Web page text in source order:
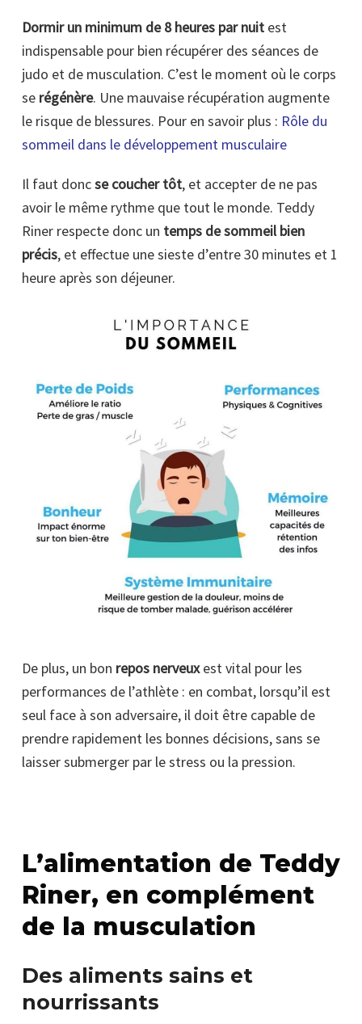
Dormir un minimum de 8 heures par nuit est
indispensable pour bien récupérer des séances de
judo et de musculation. C’est le moment où le corps
se régénère. Une mauvaise récupération augmente
le risque de blessures. Pour en savoir plus : Rôle du
sommeil dans le développement musculaire
Il faut doncse coucher tôt, et accepter de ne pas
avoir le même rythme que tout le monde. Teddy
Riner respecte donc un temps de sommeil bien
précis, et effectue une sieste d’entre 30 minutes et 1
heure après son déjeuner.
De plus, un bon repos nerveuxest vital pour les
performances de l’athlète : en combat, lorsqu’il est
seul face à son adversaire, il doit être capable de
prendre rapidement les bonnes décisions, sans se
laisser submerger par le stress ou la pression.
L’alimentation de Teddy
Riner, en complément
de la musculation
Des aliments sains et
nourrissants